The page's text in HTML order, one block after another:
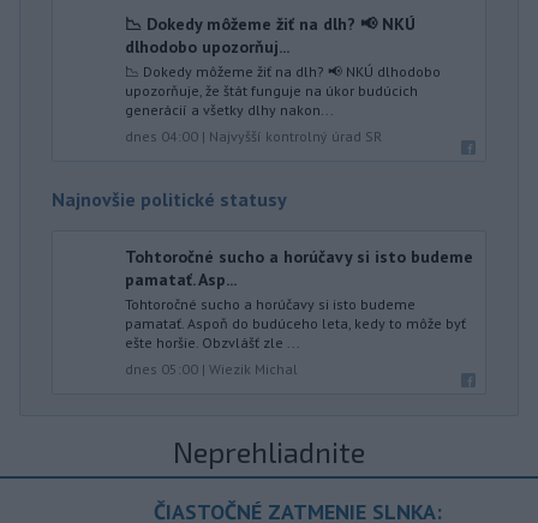
📉 Dokedy môžeme žiť na dlh? 📢 NKÚ
dlhodobo upozorňuj...
📉 Dokedy môžeme žiť na dlh? 📢 NKÚ dlhodobo
upozorňuje, že štát funguje na úkor budúcich
generácií a všetky dlhy nakon...
dnes 04:00 | Najvyšší kontrolný úrad SR
Najnovšie politické statusy
Tohtoročné sucho a horúčavy si isto budeme
pamatať. Asp...
Tohtoročné sucho a horúčavy si isto budeme
pamatať. Aspoň do budúceho leta, kedy to môže byť
ešte horšie. Obzvlášť zle ...
dnes 05:00 | Wiezik Michal
Neprehliadnite
ČIASTOČNÉ ZATMENIE SLNKA: